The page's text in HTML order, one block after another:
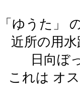
「ゆうた」
近所の用
日向ぼ
これは オ